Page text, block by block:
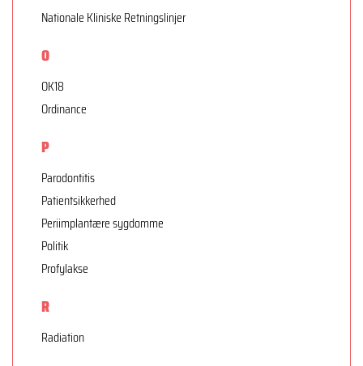
Nationale Kliniske Retningslinjer
O
OK18
Ordinance
P
Parodontitis
Patientsikkerhed
Periimplantære sygdomme
Politik
Profylakse
R
Radiation